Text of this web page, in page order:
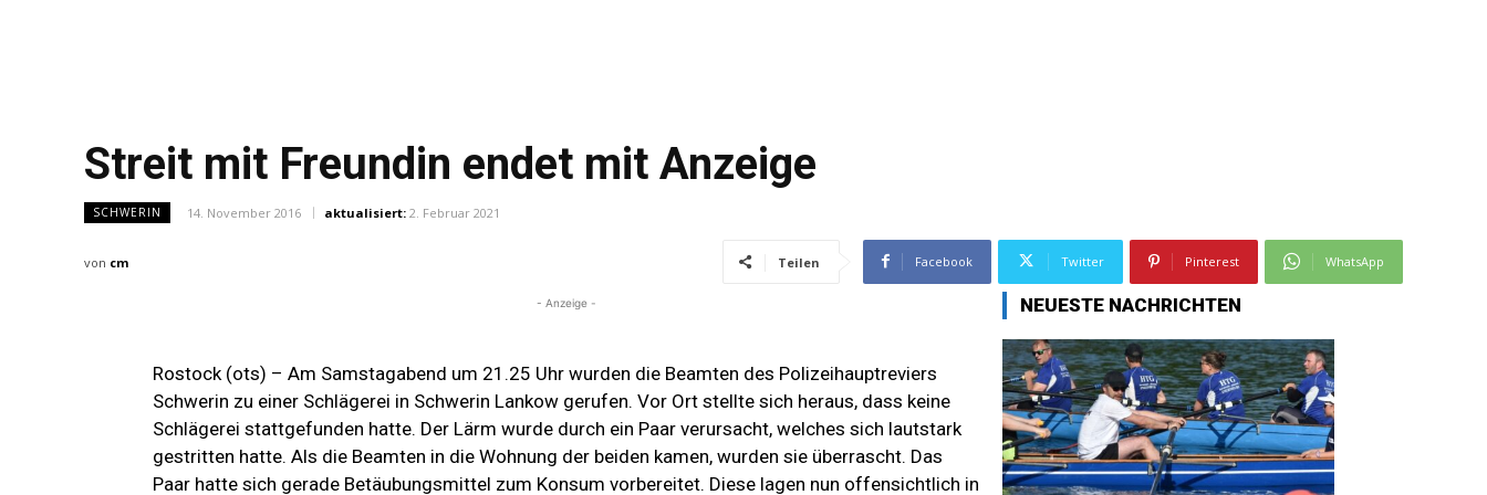
Streit mit Freundin endet mit Anzeige
SCHWERIN 14. November 2016 aktualisiert: 2. Februar 2021
von cm Teilen Facebook Twitter Pinterest WhatsApp
- Anzeige -
Rostock (ots) – Am Samstagabend um 21.25 Uhr wurden die Beamten des Polizeihauptreviers
Schwerin zu einer Schlägerei in Schwerin Lankow gerufen. Vor Ort stellte sich heraus, dass keine
Schlägerei stattgefunden hatte. Der Lärm wurde durch ein Paar verursacht, welches sich lautstark
gestritten hatte. Als die Beamten in die Wohnung der beiden kamen, wurden sie überrascht. Das
Paar hatte sich gerade Betäubungsmittel zum Konsum vorbereitet. Diese lagen nun offensichtlich in
NEUESTE NACHRICHTEN